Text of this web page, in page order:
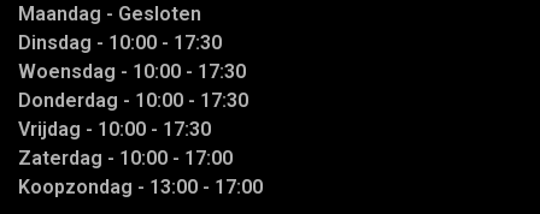
Maandag - Gesloten
Dinsdag - 10:00 - 17:30
Woensdag - 10:00 - 17:30
Donderdag - 10:00 - 17:30
Vrijdag - 10:00 - 17:30
Zaterdag - 10:00 - 17:00
Koopzondag - 13:00 - 17:00